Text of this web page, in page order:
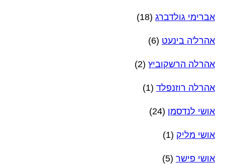
אברימי גולדברג (18)
אהרל'ה בינעט (6)
אהרלה הרשקוביץ (2)
אהרלה רוזנפלד (1)
אושי לנדסמן (24)
אושי מליק (1)
אושי פישר (5)